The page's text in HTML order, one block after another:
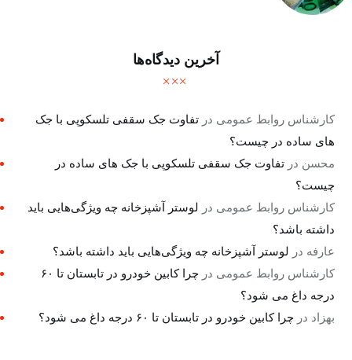
آخرین دیدگاه‌ها
کارشناس روابط عمومی درتفاوت جک سقفی تلسکوپی با جک
های ساده در چیست؟
محسن درتفاوت جک سقفی تلسکوپی با جک های ساده در
چیست؟
کارشناس روابط عمومی در لوستر آشپزخانه چه ویژگی‌هایی باید
داشته باشد؟
عارفه در لوستر آشپزخانه چه ویژگی‌هایی باید داشته باشد؟
کارشناس روابط عمومی در
چرا کابین خودرو در تابستان تا ۶۰
درجه داغ می شود؟
بهزاد درچرا کابین خودرو در تابستان تا ۶۰ درجه داغ می شود؟